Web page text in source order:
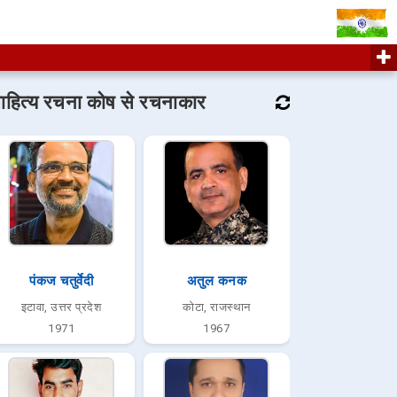
रचना कोष से रचनाकार
पंकज चतुर्वेदी
इटावा, उत्तर प्रदेश
1971
अतुल कनक
कोटा, राजस्थान
1967